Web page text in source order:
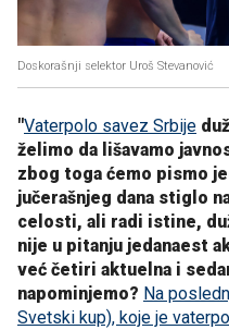
Doskorašnji selektor Uroš Stevanović
"Vaterpolo savez Srbije
želimo da lišavamo
zbog toga ćemo pismo
jučerašnjeg dana stiglo
celosti, ali radi istine,
nije u pitanju jedanaest
već četiri aktuelna i
napominjemo? Na
Svetski kup), koje je